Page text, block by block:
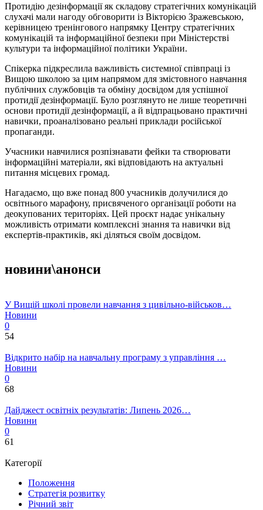
Протидію дезінформації як складову стратегічних комунікацій
слухачі мали нагоду обговорити із Вікторією Зражевською,
керівницею тренінгового напрямку Центру стратегічних
комунікацій та інформаційної безпеки при Міністерстві
культури та інформаційної політики України.
Спікерка підкреслила важливість системної співпраці із
Вищою школою за цим напрямом для змістовного навчання
публічних службовців та обміну досвідом для успішної
протидії дезінформації. Було розглянуто не лише теоретичні
основи протидії дезінформації, а й відпрацьовано практичні
навички, проаналізовано реальні приклади російської
пропаганди.
Учасники навчилися розпізнавати фейки та створювати
інформаційні матеріали, які відповідають на актуальні
питання місцевих громад.
Нагадаємо, що вже понад 800 учасників долучилися до
освітнього марафону, присвяченого організації роботи на
деокупованих територіях. Цей проєкт надає унікальну
можливість отримати комплексні знання та навички від
експертів-практиків, які діляться своїм досвідом.
новини\анонси
У Вищій школі провели навчання з цивільно-військов…
Новини
0
54
Відкрито набір на навчальну програму з управління …
Новини
0
68
Дайджест освітніх результатів: Липень 2026…
Новини
0
61
Категорії
Положення
Стратегія розвитку
Річний звіт